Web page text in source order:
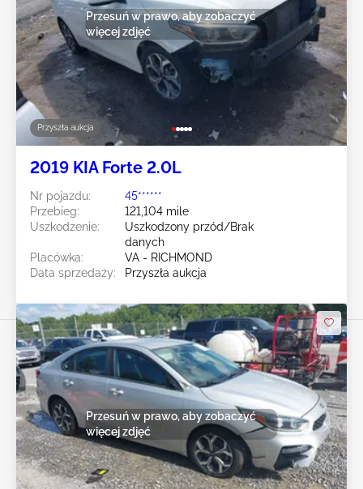
Przyszła aukcja
Przesuń w prawo, aby zobaczyć
więcej zdjęć
2019 KIA Forte 2.0L
Nr pojazdu:
45******
Przebieg:
121,104 mile
Uszkodzenie:
Uszkodzony przód/Brak
danych
Placówka:
VA - RICHMOND
Data sprzedaży:
Przyszła aukcja
Przesuń w prawo, aby zobaczyć
więcej zdjęć